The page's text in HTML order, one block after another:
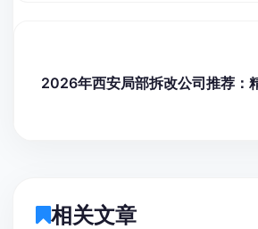
2026年西安局部拆改公司推荐：
相关文章